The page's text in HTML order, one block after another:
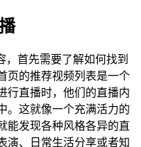
，首先需要了解如何找到
页的推荐视频列表是一个
行直播时，他们的直播内
。这就像一个充满活力的
能发现各种风格各异的直
演、日常生活分享或者知